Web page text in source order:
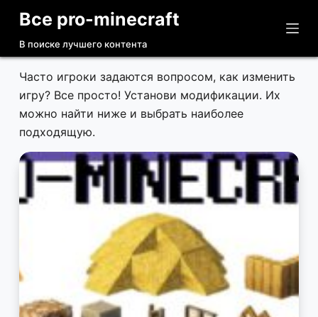
П
р
е
й
т
и
с
т
Все pro-minecraft
В поиске лучшего контента
Часто игроки задаются вопросом, как изменить
игру? Все просто! Установи модификации. Их
можно найти ниже и выбрать наиболее
подходящую.